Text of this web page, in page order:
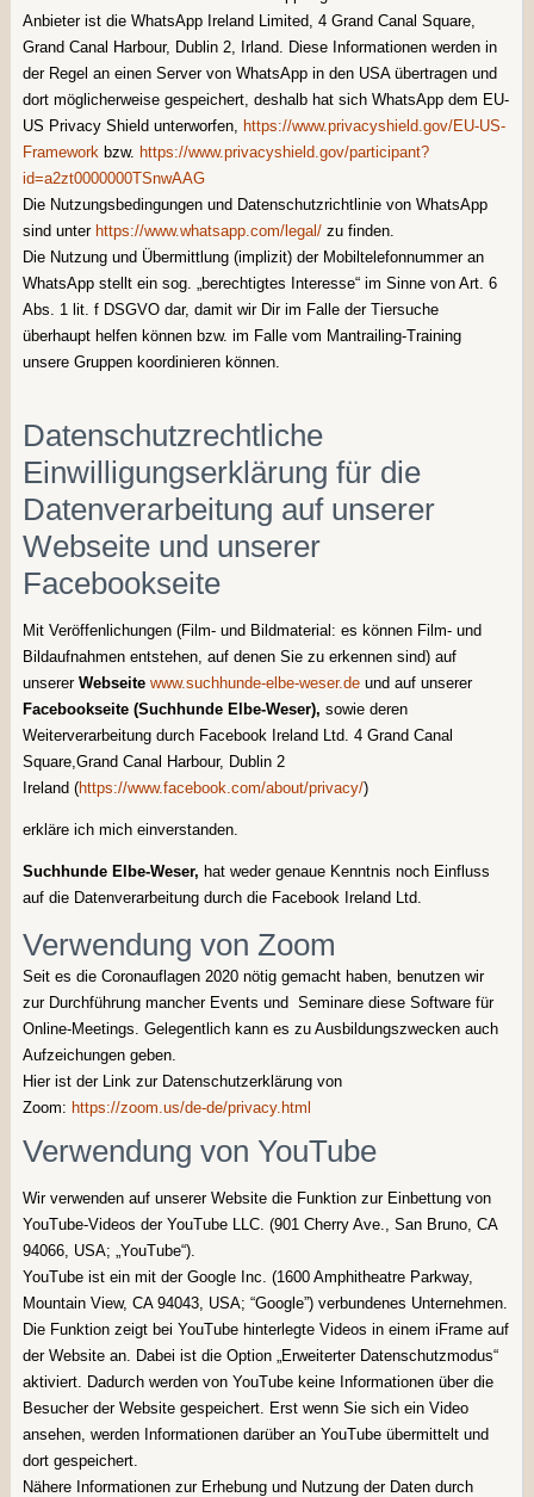
Anbieter ist die WhatsApp Ireland Limited, 4 Grand Canal Square,
Grand Canal Harbour, Dublin 2, Irland. Diese Informationen werden in
der Regel an einen Server von WhatsApp in den USA übertragen und
dort möglicherweise gespeichert, deshalb hat sich WhatsApp dem EU-
US Privacy Shield unterworfen,
https://www.privacyshield.gov/EU-US-
Framework bzw. https://www.privacyshield.gov/participant?
id=a2zt0000000TSnwAAG
Die Nutzungsbedingungen und Datenschutzrichtlinie von WhatsApp
sind unter https://www.whatsapp.com/legal/ zu finden.
Die Nutzung und Übermittlung (implizit) der Mobiltelefonnummer an
WhatsApp stellt ein sog. „berechtigtes Interesse“ im Sinne von Art. 6
Abs. 1 lit. f DSGVO dar, damit wir Dir im Falle der Tiersuche
überhaupt helfen können bzw. im Falle vom Mantrailing-Training
unsere Gruppen koordinieren können.
Datenschutzrechtliche
Einwilligungserklärung für die
Datenverarbeitung auf unserer
Webseite und unserer
Facebookseite
Mit Veröffenlichungen (Film- und Bildmaterial: es können Film- und
Bildaufnahmen entstehen, auf denen Sie zu erkennen sind) auf
unsererWebseite www.suchhunde-elbe-weser.de und auf unserer
Facebookseite (Suchhunde Elbe-Weser),sowie deren
Weiterverarbeitung durch Facebook Ireland Ltd. 4 Grand Canal
Square,Grand Canal Harbour, Dublin 2
Ireland (https://www.facebook.com/about/privacy/)
erkläre ich mich einverstanden.
Suchhunde Elbe-Weser, hat weder genaue Kenntnis noch Einfluss
auf die Datenverarbeitung durch die Facebook Ireland Ltd.
Verwendung von Zoom
Seit es die Coronauflagen 2020 nötig gemacht haben, benutzen wir
zur Durchführung mancher Events und Seminare diese Software für
Online-Meetings. Gelegentlich kann es zu Ausbildungszwecken auch
Aufzeichungen geben.
Hier ist der Link zur Datenschutzerklärung von
Zoom: https://zoom.us/de-de/privacy.html
Verwendung von YouTube
Wir verwenden auf unserer Website die Funktion zur Einbettung von
YouTube-Videos der YouTube LLC. (901 Cherry Ave., San Bruno, CA
94066, USA; „YouTube“).
YouTube ist ein mit der Google Inc. (1600 Amphitheatre Parkway,
Mountain View, CA 94043, USA; “Google”) verbundenes Unternehmen.
Die Funktion zeigt bei YouTube hinterlegte Videos in einem iFrame auf
der Website an. Dabei ist die Option „Erweiterter Datenschutzmodus“
aktiviert. Dadurch werden von YouTube keine Informationen über die
Besucher der Website gespeichert. Erst wenn Sie sich ein Video
ansehen, werden Informationen darüber an YouTube übermittelt und
dort gespeichert.
Nähere Informationen zur Erhebung und Nutzung der Daten durch